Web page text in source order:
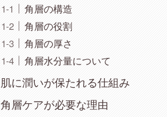
角層の構造
角層の役割
角層の厚さ
角層水分量について
肌に潤いが保たれる仕組み
角層ケアが必要な理由